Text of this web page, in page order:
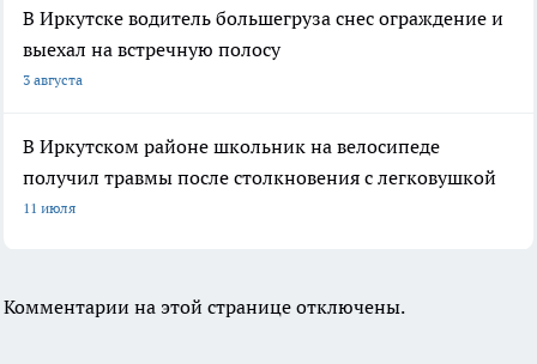
В Иркутске водитель большегруза снес ограждение и
выехал на встречную полосу
3 августа
В Иркутском районе школьник на велосипеде
получил травмы после столкновения с легковушкой
11 июля
Комментарии на этой странице отключены.